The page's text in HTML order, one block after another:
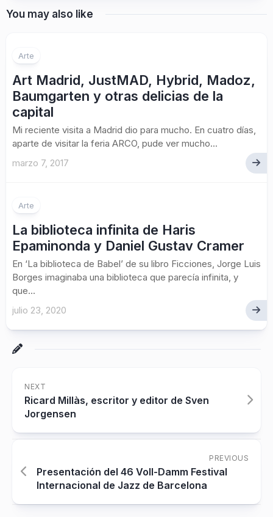
You may also like
Arte
Art Madrid, JustMAD, Hybrid, Madoz,
Baumgarten y otras delicias de la
capital
Mi reciente visita a Madrid dio para mucho. En cuatro días,
aparte de visitar la feria ARCO, pude ver mucho...
marzo 7, 2017
Arte
La biblioteca infinita de Haris
Epaminonda y Daniel Gustav Cramer
En ‘La biblioteca de Babel’ de su libro Ficciones, Jorge Luis
Borges imaginaba una biblioteca que parecía infinita, y
que...
julio 23, 2020
NEXT
Ricard Millàs, escritor y editor de Sven
Jorgensen
PREVIOUS
Presentación del 46 Voll-Damm Festival
Internacional de Jazz de Barcelona